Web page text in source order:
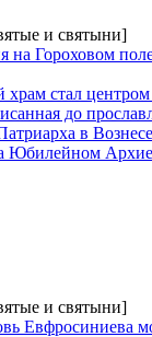
и святыни]
на Гороховом
стал
до
в
Юбилейном
и святыни]
Евфросиниева